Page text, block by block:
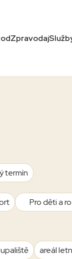
Zpravodaj
termín
Pro děti a
areál